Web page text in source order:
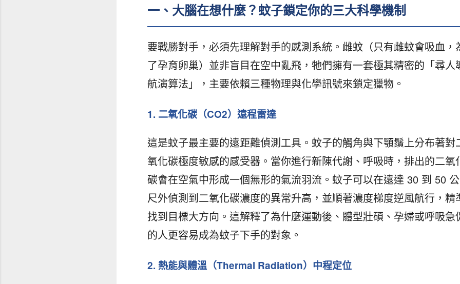
一、大腦在想什麼？蚊子鎖定你的三大科學機制
要戰勝對手，必須先理解對手的感測系統。雌蚊（只有雌蚊會吸血，
了孕育卵巢）並非盲目在空中亂飛，牠們擁有一套極其精密的「尋人
航演算法」，主要依賴三種物理與化學訊號來鎖定獵物。
1. 二氧化碳（CO2）遠程雷達
這是蚊子最主要的遠距離偵測工具。蚊子的觸角與下顎鬚上分布著對
氧化碳極度敏感的感受器。當你進行新陳代謝、呼吸時，排出的二氧
碳會在空氣中形成一個無形的氣流羽流。蚊子可以在遠達 30 到 50 公
尺外偵測到二氧化碳濃度的異常升高，並順著濃度梯度逆風航行，精
找到目標大方向。這解釋了為什麼運動後、體型壯碩、孕婦或呼吸急
的人更容易成為蚊子下手的對象。
2. 熱能與體溫（Thermal Radiation）中程定位